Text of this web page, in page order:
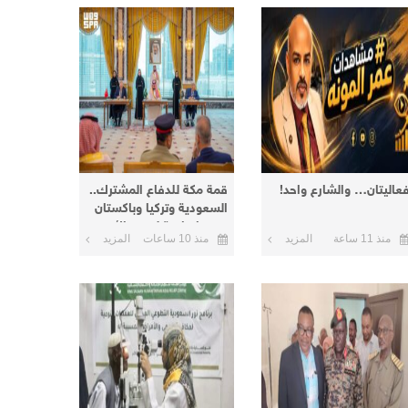
والشارع واحد!
منذ 11 ساعة المزيد
قمة مكة للدفاع المشترك..
السعودية وتركيا وباكستان
توقع اتفاقية لتعزيز الأمن
والردع
منذ 10 ساعات المزيد